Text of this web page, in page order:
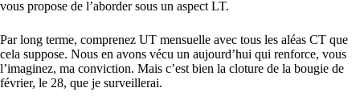
vous propose de l’aborder sous un aspect LT.
Par long terme, comprenez UT mensuelle avec tous les aléas CT que
cela suppose. Nous en avons vécu un aujourd’hui qui renforce, vous
l’imaginez, ma conviction. Mais c’est bien la cloture de la bougie de
février, le 28, que je surveillerai.